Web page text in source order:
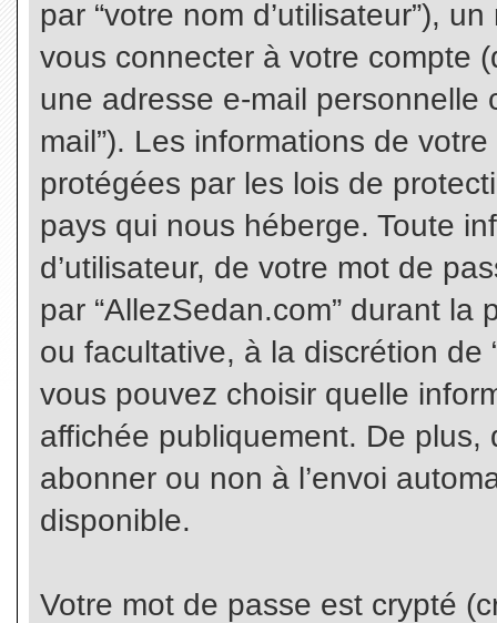
par “votre nom d’utilisateur”),
vous connecter à votre compte
une adresse e-mail personnelle
mail”). Les informations de
protégées par les lois de
pays qui nous héberge. Toute
d’utilisateur, de votre mot de
par “AllezSedan.com” durant la
ou facultative, à la discrétion de
vous pouvez choisir quelle
affichée publiquement. De plus,
abonner ou non à l’envoi
disponible.
Votre mot de passe est crypté